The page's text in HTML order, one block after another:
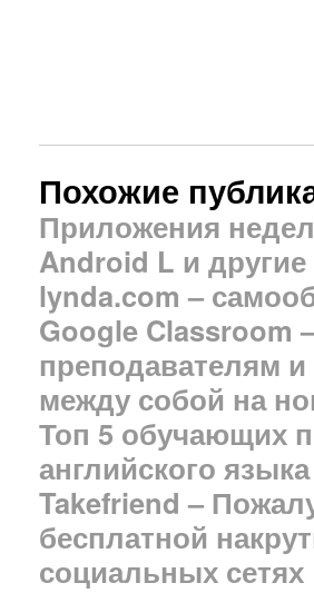
Похожие
Приложения
Android L и другие
lynda.com –
Google Classroom
преподавателям
между собой на
Топ 5 обучающих
английского языка
Takefriend –
бесплатной
социальных сетях